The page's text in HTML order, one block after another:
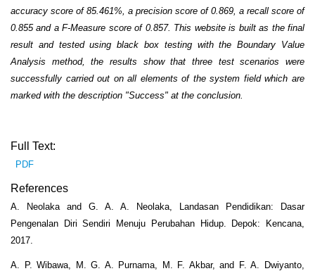
accuracy score of 85.461%, a precision score of 0.869, a recall score of
0.855 and a F-Measure score of 0.857. This website is built as the final
result and tested using black box testing with the Boundary Value
Analysis method, the results show that three test scenarios were
successfully carried out on all elements of the system field which are
marked with the description "Success" at the conclusion.
Full Text:
PDF
References
A. Neolaka and G. A. A. Neolaka, Landasan Pendidikan: Dasar
Pengenalan Diri Sendiri Menuju Perubahan Hidup. Depok: Kencana,
2017.
A. P. Wibawa, M. G. A. Purnama, M. F. Akbar, and F. A. Dwiyanto,